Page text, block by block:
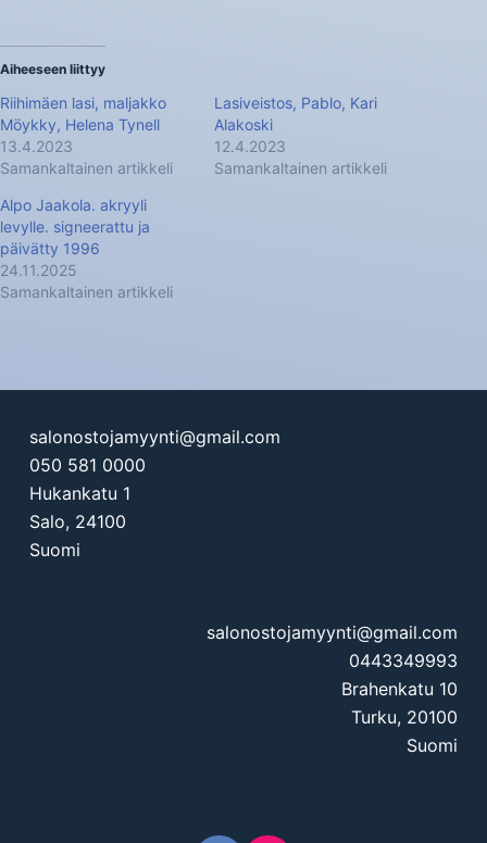
Aiheeseen liittyy
Riihimäen lasi, maljakko
Möykky, Helena Tynell
13.4.2023
Samankaltainen artikkeli
Lasiveistos, Pablo, Kari
Alakoski
12.4.2023
Samankaltainen artikkeli
Alpo Jaakola. akryyli
levylle. signeerattu ja
päivätty 1996
24.11.2025
Samankaltainen artikkeli
salonostojamyynti@gmail.com
050 581 0000
Hukankatu 1
Salo, 24100
Suomi
salonostojamyynti@gmail.com
0443349993
Brahenkatu 10
Turku, 20100
Suomi